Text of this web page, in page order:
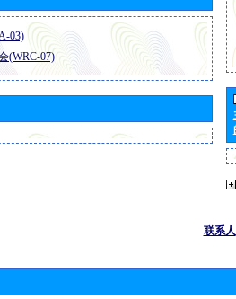
03)
(WRC-07)
联系人